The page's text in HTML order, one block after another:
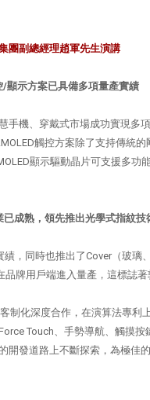
團副總經理趙軍先生演講
/顯示方案已具備多項量產實績
機、穿戴式市場成功實現多
觸控方案除了支持傳統
顯示驅動晶片可支援多功
已成熟，領先推出光學式指紋技
，同時也推出了Cover（玻
牌用戶端進入量產，這標誌
化深度合作，在演算法專
Touch、手勢導航、觸摸
發道路上不斷探索，為極